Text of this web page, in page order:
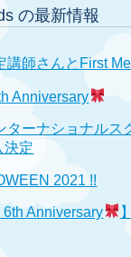
の最新情報
講師さんとFirst
Anniversary
ターナショナルス
決定
2021 !!
6th Anniversary 】